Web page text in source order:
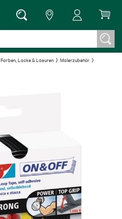
Farben, Lacke & Lasuren
Malerzubehör